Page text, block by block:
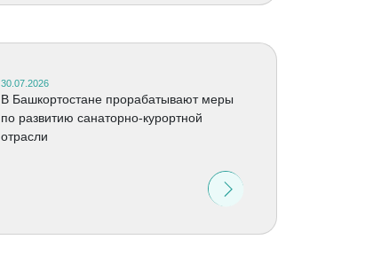
30.07.2026
В Башкортостане прорабатывают меры
по развитию санаторно-курортной
отрасли